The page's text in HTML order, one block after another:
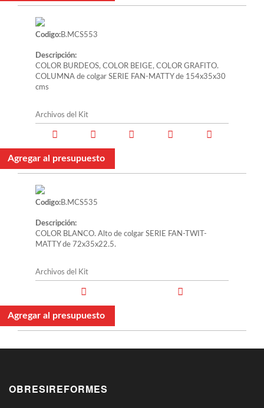
Codigo:B.MCS553
Descripción:
COLOR BURDEOS, COLOR BEIGE, COLOR GRAFITO.
COLUMNA de colgar SERIE FAN-MATTY de 154x35x30
cms
Archivos del Kit
Agregar al presupuesto
Codigo:B.MCS535
Descripción:
COLOR BLANCO. Alto de colgar SERIE FAN-TWIT-
MATTY de 72x35x22.5.
Archivos del Kit
Agregar al presupuesto
OBRESIREFORMES